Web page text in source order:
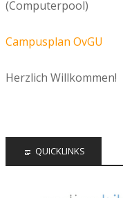
(Computerpool)
Campusplan OvGU
Herzlich Willkommen!
QUICKLINKS